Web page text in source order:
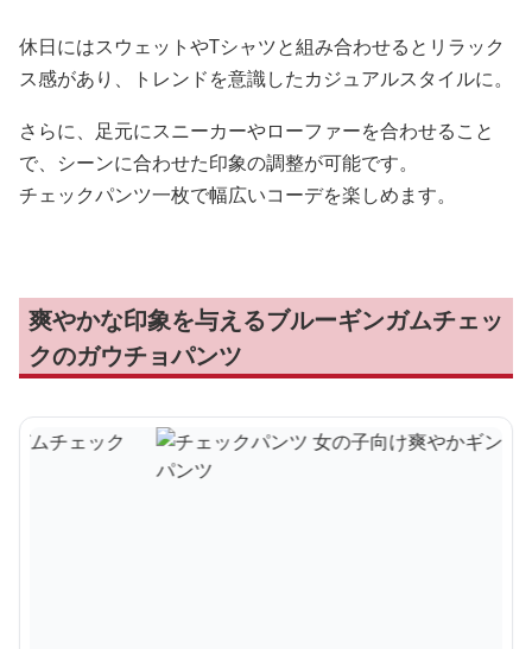
休日にはスウェットやTシャツと組み合わせるとリラック
ス感があり、トレンドを意識したカジュアルスタイルに。
さらに、足元にスニーカーやローファーを合わせること
で、シーンに合わせた印象の調整が可能です。
チェックパンツ一枚で幅広いコーデを楽しめます。
爽やかな印象を与えるブルーギンガムチェッ
クのガウチョパンツ